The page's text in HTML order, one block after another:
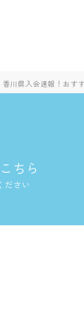
香川県入会速報！おす
ちら
ださい